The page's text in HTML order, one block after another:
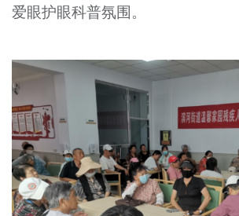
爱眼护眼科普氛围。